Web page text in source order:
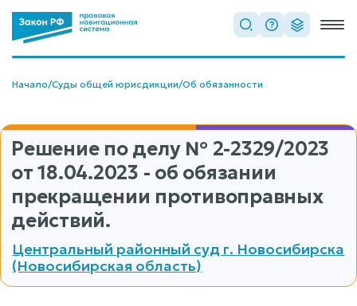
Начало/Суды общей юрисдикции/Об обязанности
Решение по делу № 2-2329/2023
от 18.04.2023 - об обязании
прекращении противоправных
действий.
Центральный районный суд г. Новосибирска
(Новосибирская область)